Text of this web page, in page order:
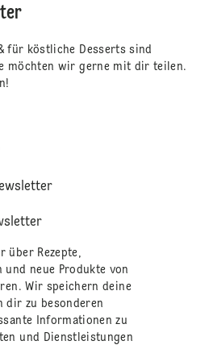
für köstliche Desserts sind
möchten wir gerne mit dir teilen.
über Rezepte,
und neue Produkte von
Wir speichern deine
dir zu besonderen
Informationen zu
und Dienstleistungen